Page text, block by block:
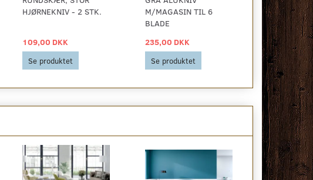
HJØRNEKNIV - 2 STK.
109,00 DKK
Se produktet
M/MAGASIN TIL 6
BLADE
235,00 DKK
Se produktet
CM.
3.539,00
Se